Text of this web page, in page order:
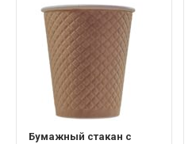
Бумажный стакан с